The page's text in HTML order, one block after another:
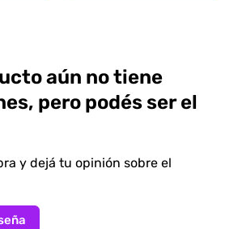
aún no tiene
pero podés ser el
y dejá tu opinión sobre el